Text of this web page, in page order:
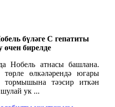
бүләге С гепатиты
өчен бирелде
Нобель атнасы башлана.
өлкәләрендә югары
тормышына тәэсир иткән
ук ...